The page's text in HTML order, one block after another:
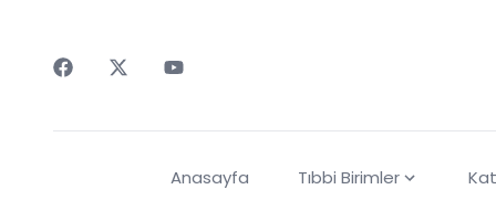
Anasayfa Tıbbi Birimler